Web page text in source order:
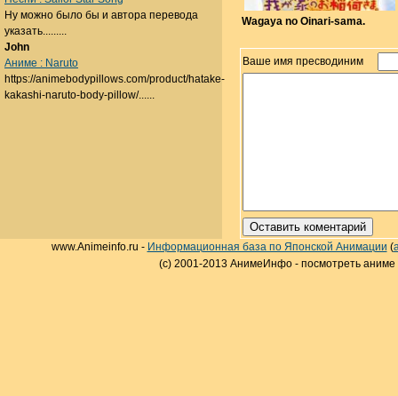
Wagaya no Oinari-sama.
Ваше имя пресводиним
Ну можно было бы и автора перевода
указать.........
John
Аниме : Naruto
https://animebodypillows.com/product/hatake-
kakashi-naruto-body-pillow/......
www.Animeinfo.ru - Информационная база по Японской Анимации (
(c) 2001-2013 АнимеИнфо - посмотреть аниме